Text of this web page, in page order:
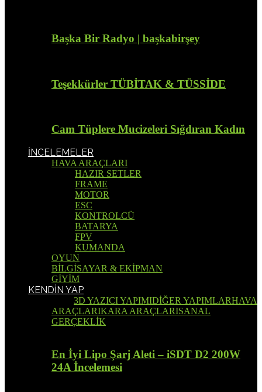
Başka Bir Radyo | başkabirşey
Teşekkürler TÜBİTAK & TÜSSİDE
Cam Tüplere Mucizeleri Sığdıran Kadın
İNCELEMELER
HAVA ARAÇLARI
HAZIR SETLER
FRAME
MOTOR
ESC
KONTROLCÜ
BATARYA
FPV
KUMANDA
OYUN
BİLGİSAYAR & EKİPMAN
GİYİM
KENDİN YAP
3D YAZICI YAPIMIDİĞER YAPIMLARHAVA
ARAÇLARIKARA ARAÇLARISANAL
GERÇEKLİK
En İyi Lipo Şarj Aleti – iSDT D2 200W
24A İncelemesi